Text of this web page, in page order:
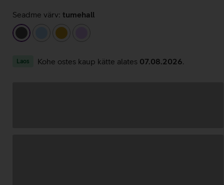
Seadme värv: tumehall
tumehallhelesininekuldne
Laos Kohe ostes kaup kätte alates 07.08.2026